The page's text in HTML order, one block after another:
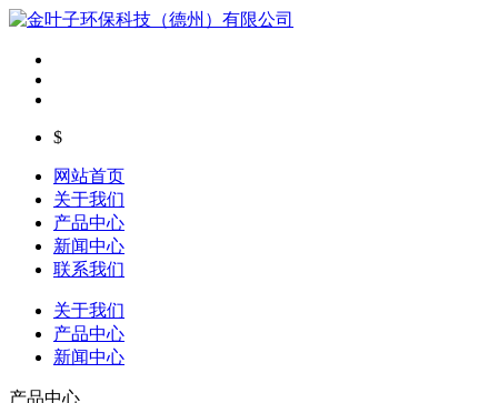
$
网站首页
关于我们
产品中心
新闻中心
联系我们
关于我们
产品中心
新闻中心
产品中心